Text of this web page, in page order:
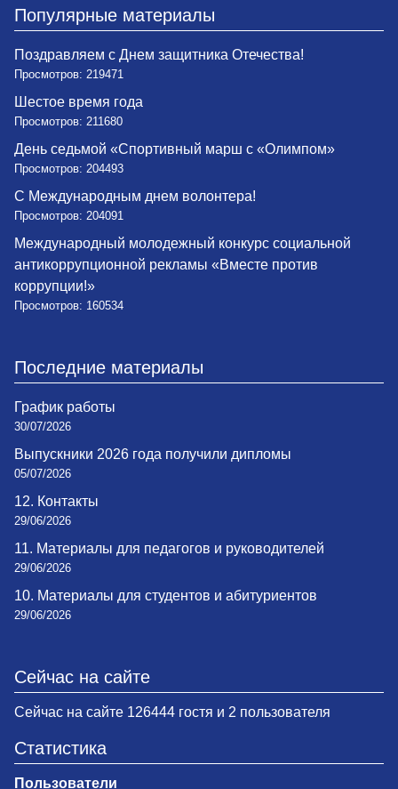
Популярные материалы
Поздравляем с Днем защитника Отечества!
Просмотров: 219471
Шестое время года
Просмотров: 211680
День седьмой «Спортивный марш с «Олимпом»
Просмотров: 204493
С Международным днем волонтера!
Просмотров: 204091
Международный молодежный конкурс социальной
антикоррупционной рекламы «Вместе против
коррупции!»
Просмотров: 160534
Последние материалы
График работы
30/07/2026
Выпускники 2026 года получили дипломы
05/07/2026
12. Контакты
29/06/2026
11. Материалы для педагогов и руководителей
29/06/2026
10. Материалы для студентов и абитуриентов
29/06/2026
Сейчас на сайте
Сейчас на сайте 126444 гостя и 2 пользователя
Статистика
Пользователи